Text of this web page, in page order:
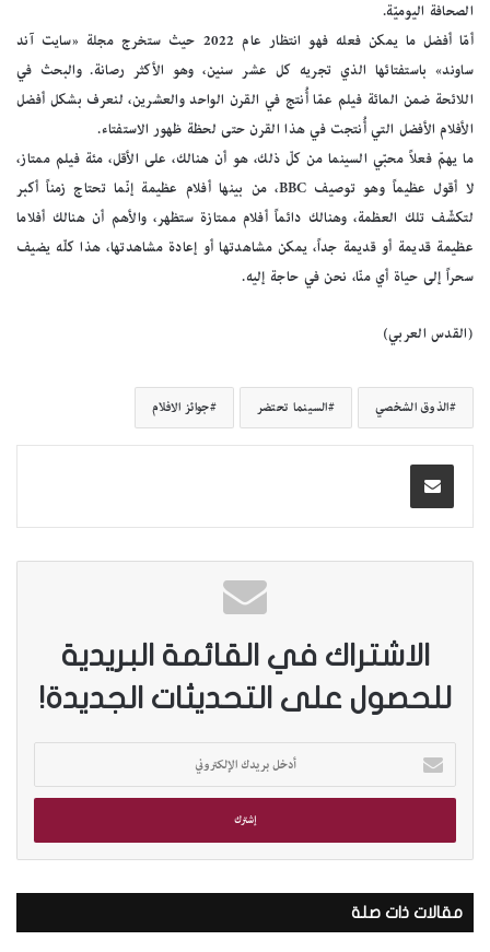
الصحافة اليوميّة.
أمّا أفضل ما يمكن فعله فهو انتظار عام 2022 حيث ستخرج مجلة «سايت آند
ساوند» باستفتائها الذي تجريه كل عشر سنين، وهو الأكثر رصانة. والبحث في
اللائحة ضمن المائة فيلم عمّا أُنتج في القرن الواحد والعشرين، لنعرف بشكل أفضل
الأفلام الأفضل التي أُنتجت في هذا القرن حتى لحظة ظهور الاستفتاء.
ما يهمّ فعلاً محبّي السينما من كلّ ذلك، هو أن هنالك، على الأقل، مئة فيلم ممتاز،
لا أقول عظيماً وهو توصيف BBC، من بينها أفلام عظيمة إنّما تحتاج زمناً أكبر
لتكشّف تلك العظمة، وهنالك دائماً أفلام ممتازة ستظهر، والأهم أن هنالك أفلاما
عظيمة قديمة أو قديمة جداً، يمكن مشاهدتها أو إعادة مشاهدتها، هذا كلّه يضيف
سحراً إلى حياة أي منّا، نحن في حاجة إليه.
(القدس العربي)
الذوق الشخصي السينما تحتضر جوائز الافلام
الاشتراك في القائمة البريدية
للحصول على التحديثات الجديدة!
خ
ب
ي
د
ك
مقالات ذات صلة